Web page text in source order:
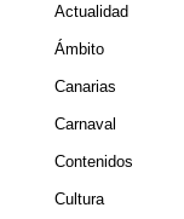
Actualidad
Ámbito
Canarias
Carnaval
Contenidos
Cultura